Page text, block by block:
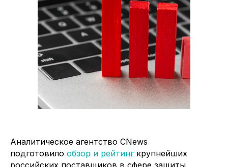
Аналитическое агентство CNews
подготовило обзор и рейтингкрупнейших
российских поставщиков в сфере защиты